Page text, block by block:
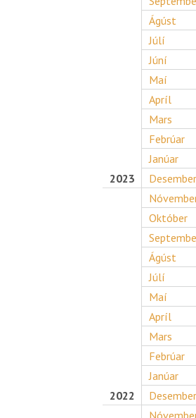
Ágúst
Júlí
Júní
Maí
Apríl
Mars
Febrúar
Janúar
2023
Desember
Október
Ágúst
Júlí
Maí
Apríl
Mars
Febrúar
Janúar
2022
Desember